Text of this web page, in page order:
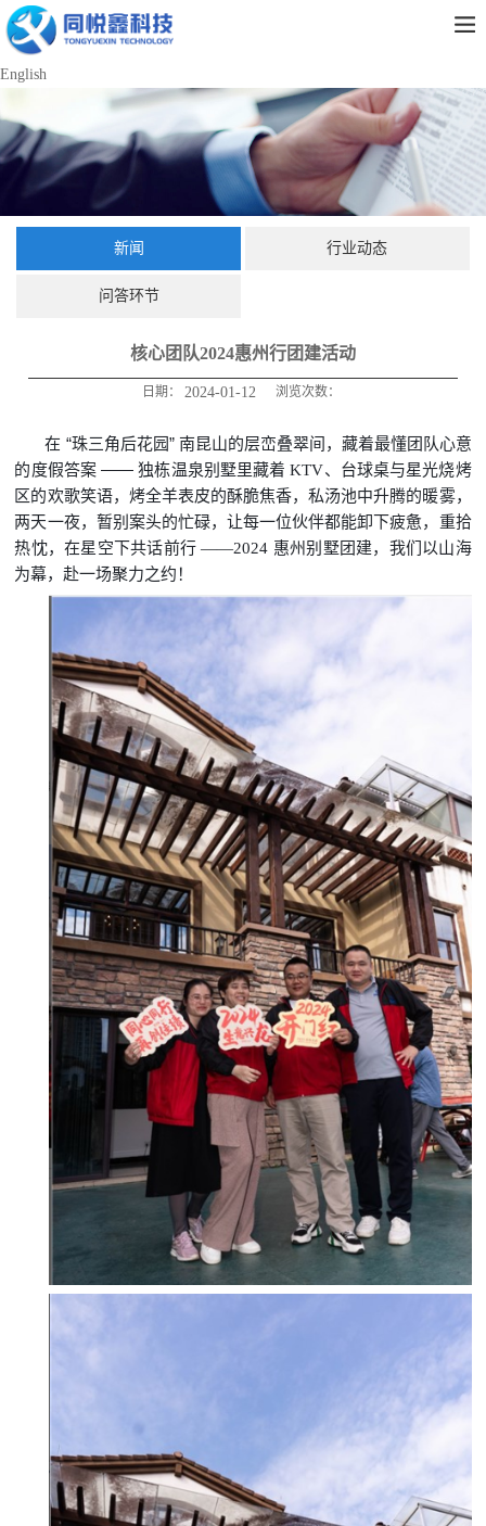
English
新闻 行业动态
问答环节
核心团队2024惠州行团建活动
日期： 2024-01-12 浏览次数：
在 “珠三角后花园” 南昆山的层峦叠翠间，藏着最懂团队心意
的度假答案——独栋温泉别墅里藏着 KTV、台球桌与星光烧烤
区的欢歌笑语，烤全羊表皮的酥脆焦香，私汤池中升腾的暖雾，
两天一夜，暂别案头的忙碌，让每一位伙伴都能卸下疲惫，重拾
热忱，在星空下共话前行 ——2024 惠州别墅团建，我们以山海
为幕，赴一场聚力之约！